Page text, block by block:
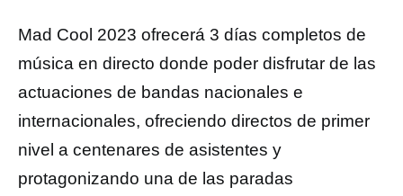
Mad Cool 2023 ofrecerá 3 días completos de
música en directo donde poder disfrutar de las
actuaciones de bandas nacionales e
internacionales, ofreciendo directos de primer
nivel a centenares de asistentes y
protagonizando una de las paradas